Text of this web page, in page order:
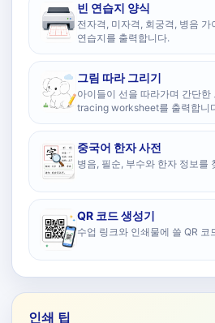
빈 연습지 양식
전자격, 미자격, 회궁격, 병음 가
연습지를 출력합니다.
그림 따라 그리기
아이들이 선을 따라가며 간단
tracing worksheet를 출력합니
중국어 한자 사전
병음, 필순, 부수와 한자 정보를
QR 코드 생성기
수업 링크와 인쇄물에 쓸 QR 코
인쇄 팁